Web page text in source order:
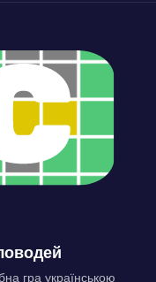
гра українською